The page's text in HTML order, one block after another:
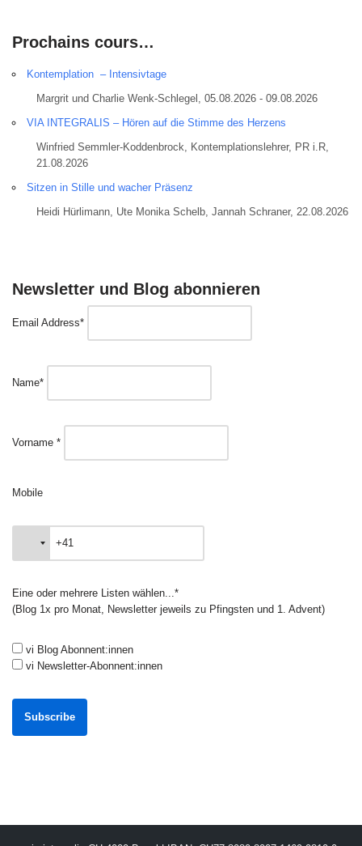
Prochains cours…
Kontemplation – Intensivtage
Margrit und Charlie Wenk-Schlegel, 05.08.2026 - 09.08.2026
VIA INTEGRALIS – Hören auf die Stimme des Herzens
Winfried Semmler-Koddenbrock, Kontemplationslehrer, PR i.R,
21.08.2026
Sitzen in Stille und wacher Präsenz
Heidi Hürlimann, Ute Monika Schelb, Jannah Schraner, 22.08.2026
Newsletter und Blog abonnieren
Email Address*
Name*
Vorname *
Mobile
Eine oder mehrere Listen wählen...*
(Blog 1x pro Monat, Newsletter jeweils zu Pfingsten und 1. Advent)
vi Blog Abonnent:innen
vi Newsletter-Abonnent:innen